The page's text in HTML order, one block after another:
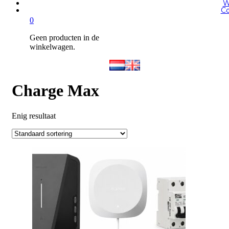
0
Geen producten in de
winkelwagen.
Charge Max
Enig resultaat